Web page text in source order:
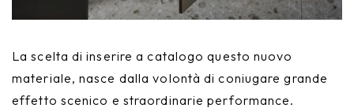
La scelta di inserire a catalogo questo nuovo
materiale, nasce dalla volontà di coniugare grande
effetto scenico e straordinarie performance.